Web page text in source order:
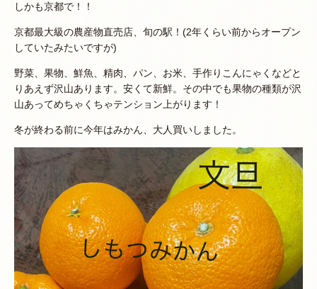
しかも京都で！！
京都最大級の農産物直売店、旬の駅！(2年くらい前からオープン
していたみたいですが)
野菜、果物、鮮魚、精肉、パン、お米、手作りこんにゃくなどと
りあえず沢山あります。安くて新鮮。その中でも果物の種類が沢
山あってめちゃくちゃテンション上がります！
冬が終わる前に今年はみかん、大人買いしました。